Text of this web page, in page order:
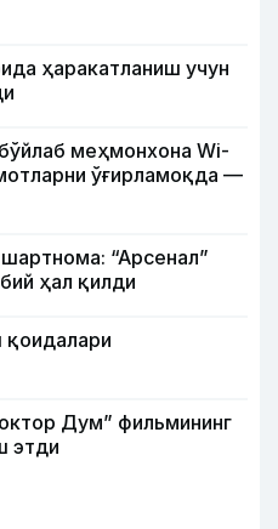
ҳаракатланиш учун
меҳмонхона Wi-
ўғирламоқда —
“Арсенал”
ҳал қилди
қоидалари
Дум” фильмининг
этди